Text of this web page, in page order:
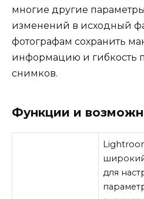
многие другие
изменений в исходный
фотографам сохранить
информацию и гибкость
снимков.
Функции и
для